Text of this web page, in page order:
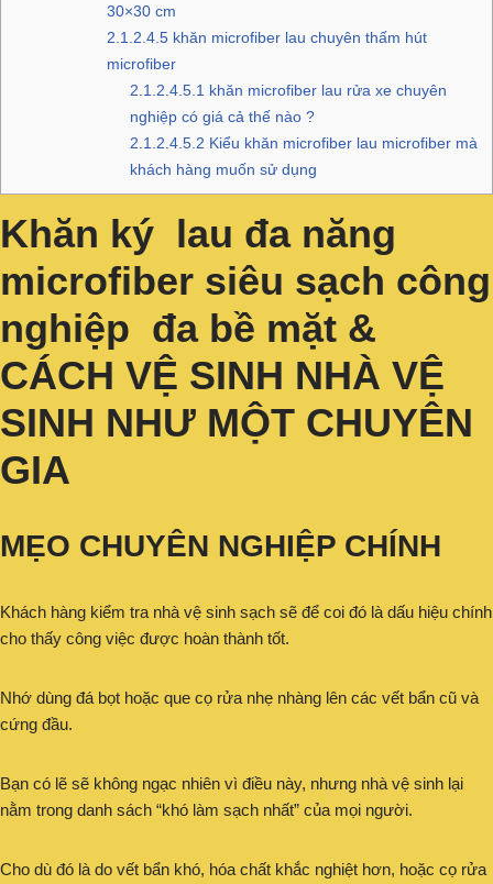
30×30 cm
2.1.2.4.5khăn microfiber lau chuyên thấm hút
microfiber
2.1.2.4.5.1 khăn microfiber lau rửa xe chuyên
nghiệp có giá cả thế nào ?
2.1.2.4.5.2 Kiểu khăn microfiber lau microfiber mà
khách hàng muốn sử dụng
Khăn ký lau đa năng
microfiber siêu sạch công
nghiệp đa bề mặt &
CÁCH VỆ SINH NHÀ VỆ
SINH NHƯ MỘT CHUYÊN
GIA
MẸO CHUYÊN NGHIỆP CHÍNH
Khách hàng kiểm tra nhà vệ sinh sạch sẽ để coi đó là dấu hiệu chính
cho thấy công việc được hoàn thành tốt.
Nhớ dùng đá bọt hoặc que cọ rửa nhẹ nhàng lên các vết bẩn cũ và
cứng đầu.
Bạn có lẽ sẽ không ngạc nhiên vì điều này, nhưng nhà vệ sinh lại
nằm trong danh sách “khó làm sạch nhất” của mọi người.
Cho dù đó là do vết bẩn khó, hóa chất khắc nghiệt hơn, hoặc cọ rửa